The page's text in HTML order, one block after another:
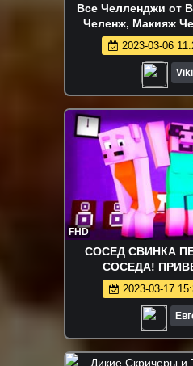
Все Челленджи от
Челенж, Макияж
Челлендж, Блинный Челлендж и др. -
КТО ПОСЛЕДНИЙ
получит 50
2023-03-06
FHD
СОСЕД СВИНКА
СОСЕДА!
МАЙНКРАФТЕ!
MINECRAFT
2023-03-17